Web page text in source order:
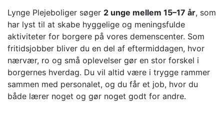
Lynge Plejeboliger søger 2 unge mellem 15–17 år, som
har lyst til at skabe hyggelige og meningsfulde
aktiviteter for borgere på vores demenscenter. Som
fritidsjobber bliver du en del af eftermiddagen, hvor
nærvær, ro og små oplevelser gør en stor forskel i
borgernes hverdag. Du vil altid være i trygge rammer
sammen med personalet, og du får et job, hvor du
både lærer noget og gør noget godt for andre.